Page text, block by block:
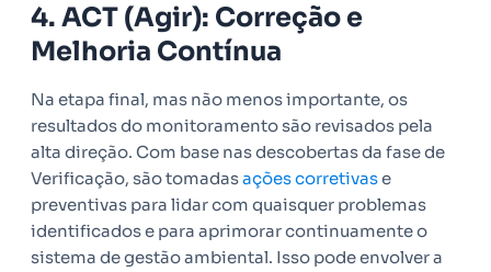
4. ACT (Agir): Correção e
Melhoria Contínua
Na etapa final, mas não menos importante, os
resultados do monitoramento são revisados pela
alta direção. Com base nas descobertas da fase de
Verificação, são tomadasações corretivase
preventivas para lidar com quaisquer problemas
identificados e para aprimorar continuamente o
sistema de gestão ambiental. Isso pode envolver a